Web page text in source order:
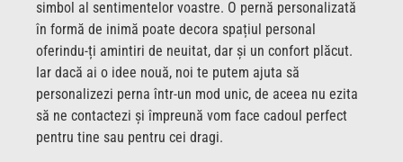
simbol al sentimentelor voastre. O pernă personalizată
în formă de inimă poate decora spațiul personal
oferindu-ți amintiri de neuitat, dar și un confort plăcut.
Iar dacă ai o idee nouă, noi te putem ajuta să
personalizezi perna într-un mod unic, de aceea nu ezita
să ne contactezi și împreună vom face cadoul perfect
pentru tine sau pentru cei dragi.